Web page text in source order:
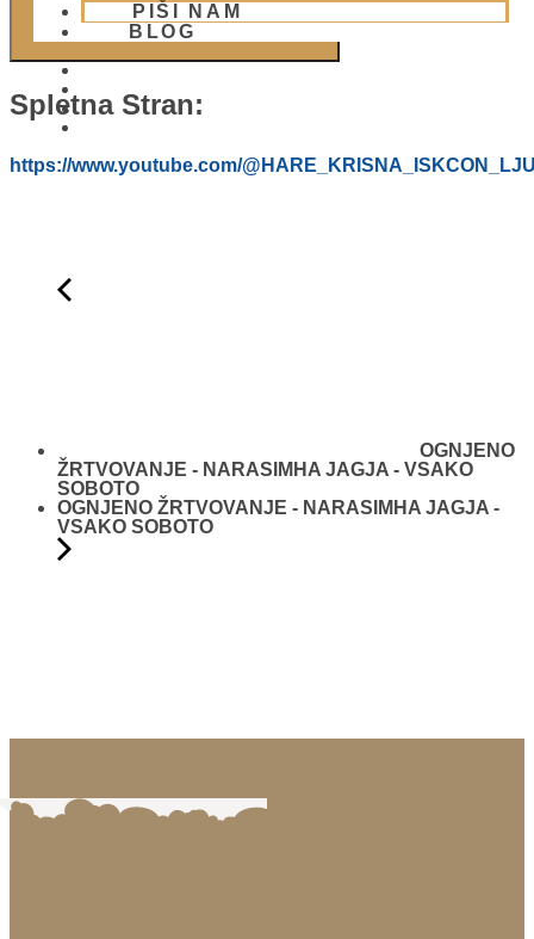
PIŠI NAM
BLOG
Spletna Stran:
https://www.youtube.com/
OGNJENO
ŽRTVOVANJE - NARASIMHA JAGJA - VSAKO
SOBOTO
OGNJENO ŽRTVOVANJE - NARASIMHA JAGJA -
VSAKO SOBOTO